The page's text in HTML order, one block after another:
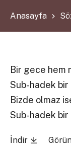
Anasayfa
Bir gece hem
Sub-hadek
Bizde olmaz
Sub-hadek
İndir